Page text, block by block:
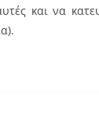
και να